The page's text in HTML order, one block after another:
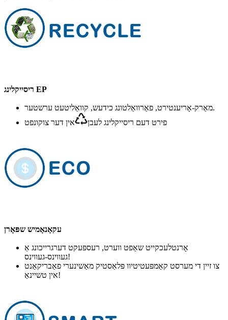
ריסייקלינג EP
מאַרק-אָריענטירט, פאַרוואַלטונג כידעש, קוואַליטעט ערשטער.
פירט דעם ריסייקלינג לעבן
אין דער צוקונפט
עקאָנאָמיש שפּאָרן
אָרנטלעכקייט שאַפט ווערט, רעספּעקט דערגרייכונג אַ
געווינס-געווינס!
צו זיין די מערסט קאַמפּעטיטיוו פּלאַסטיק מאַשינערי פאַבריקאַנט
אין טשיינאַ!